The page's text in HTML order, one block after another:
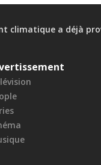
climatique a déjà